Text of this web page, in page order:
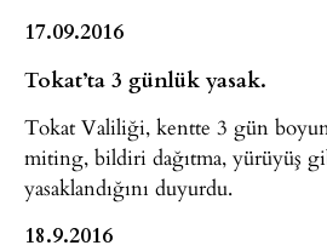
17.09.2016
Tokat’ta 3 günlük yasak.
Tokat Valiliği, kentte 3 gün
miting, bildiri dağıtma, yürüyüş
yasaklandığını duyurdu.
18.9.2016